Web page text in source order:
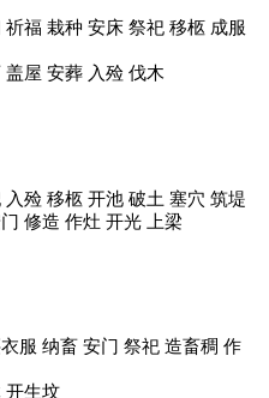
福 栽种 安床 祭祀 移柩 成服
屋 安葬 入殓 伐木
殓 移柩 开池 破土 塞穴 筑堤
修造 作灶 开光 上梁
服 纳畜 安门 祭祀 造畜稠 作
开生坟